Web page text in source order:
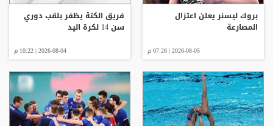
بروك ليسنر يعلن اعتزال
المصارعة
2026-08-05 | 07:26 م
فريق الكتة يظفر بلقب دوري
سن 14 لكرة اليد
2026-08-04 | 10:22 م